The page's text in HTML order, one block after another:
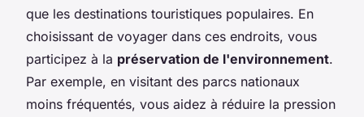
que les destinations touristiques populaires. En
choisissant de voyager dans ces endroits, vous
participez à la préservation de l'environnement.
Par exemple, en visitant des parcs nationaux
moins fréquentés, vous aidez à réduire la pression